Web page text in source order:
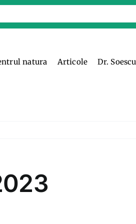
natura Articole Dr. Soescu